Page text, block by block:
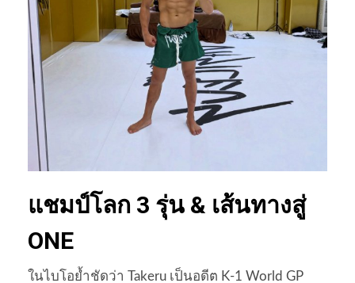
แชมป์โลก 3 รุ่น & เส้นทางสู่
ONE
ในไบโอย้ำชัดว่า Takeru เป็นอดีต K‑1 World GP